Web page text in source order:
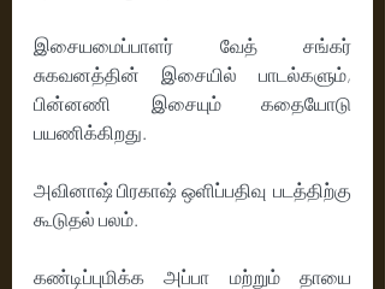
இசையமைப்பாளர் வேத் சங்கர்
சுகவனத்தின் இசையில் பாடல்களும்,
பின்னணி இசையும் கதையோடு
பயணிக்கிறது.
அவினாஷ் பிரகாஷ் ஒளிப்பதிவு  படத்திற்கு
கூடுதல் பலம்.
கண்டிப்புமிக்க அப்பா மற்றும் தாயை